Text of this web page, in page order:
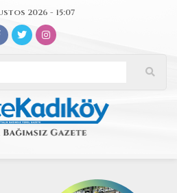
2026 - 15:07